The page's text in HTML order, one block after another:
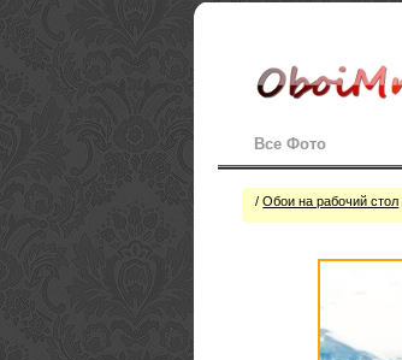
Все Фото
/Обои на рабочий стол